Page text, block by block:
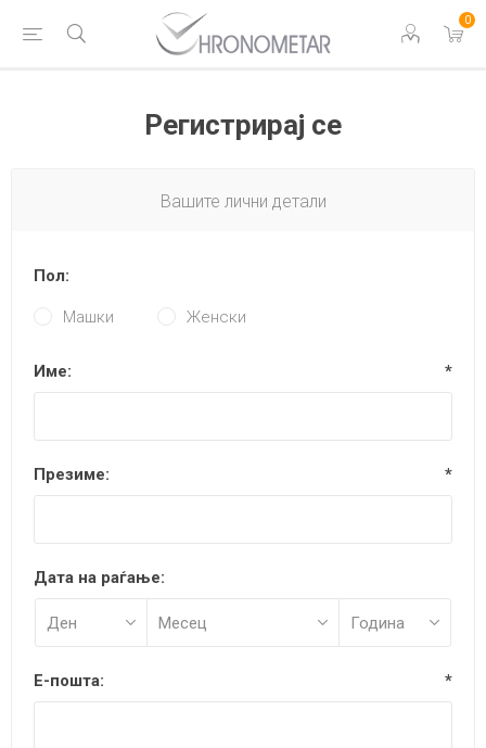
0
Регистрирај се
Вашите лични детали
Пол:
Машки Женски
Име: *
Презиме: *
Дата на раѓање:
Е-пошта: *